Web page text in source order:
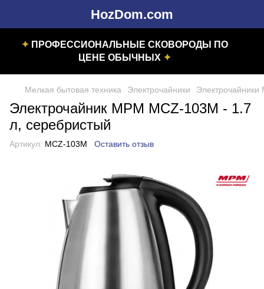
HozDom.com
✦ ПРОФЕССИОНАЛЬНЫЕ СКОВОРОДЫ ПО
ЦЕНЕ ОБЫЧНЫХ ✦
Мелкая бытовая техника Электрочайники Электрочайники
Электрочайник MPM MCZ-103M - 1.7
л, серебристый
Артикул: MCZ-103M Оставить отзыв